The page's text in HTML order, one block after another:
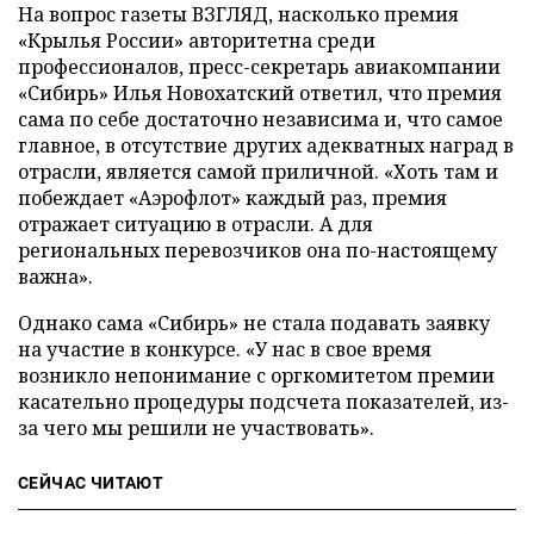
На вопрос газеты ВЗГЛЯД, насколько премия
«Крылья России» авторитетна среди
профессионалов, пресс-секретарь авиакомпании
«Сибирь» Илья Новохатский ответил, что премия
сама по себе достаточно независима и, что самое
главное, в отсутствие других адекватных наград в
отрасли, является самой приличной. «Хоть там и
побеждает «Аэрофлот» каждый раз, премия
отражает ситуацию в отрасли. А для
региональных перевозчиков она по-настоящему
важна».
Однако сама «Сибирь» не стала подавать заявку
на участие в конкурсе. «У нас в свое время
возникло непонимание с оргкомитетом премии
касательно процедуры подсчета показателей, из-
за чего мы решили не участвовать».
СЕЙЧАС ЧИТАЮТ